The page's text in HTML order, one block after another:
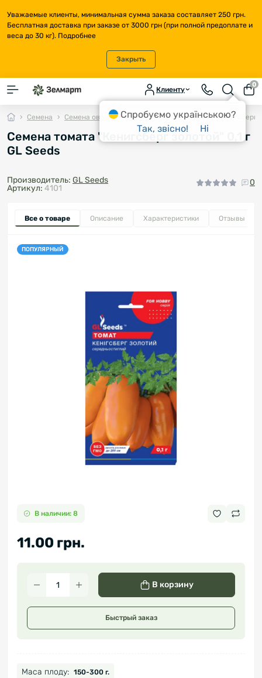
Уважаемые клиенты, минимальная сумма заказа составляет 250 грн.
Бесплатная доставка при заказе от 3000 грн (при полной предоплате и
веса до 30 кг). Подробнее
Закрыть
Клиенту
0
Семена Семена овощей Томат Семена томата "Кенигсберг
Семена томата "Кенигсберг золотой" 0,1 г
GL Seeds
Производитель: GL Seeds
Артикул: 4101
0
Все о товаре Описание Характеристики Отзывы
ПОПУЛЯРНЫЙ
В наличии: 8
11.00 грн.
В корзину
Быстрый заказ
Маса плоду: 150-300 г.
Спробуємо українською?
Так, звісно!
Ні